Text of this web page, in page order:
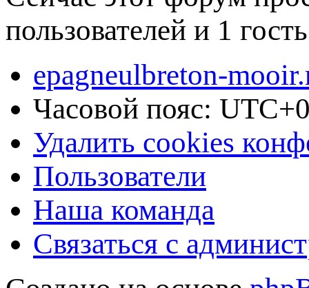
пользователей и 1 гость
epagneulbreton-
Часовой пояс:
Удалить cookies
Пользователи
Наша команда
Связаться с